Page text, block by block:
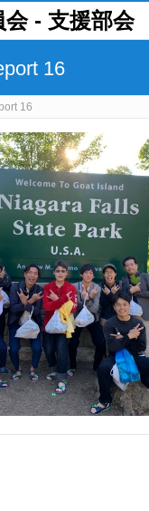
‐ 支援部会
16
16